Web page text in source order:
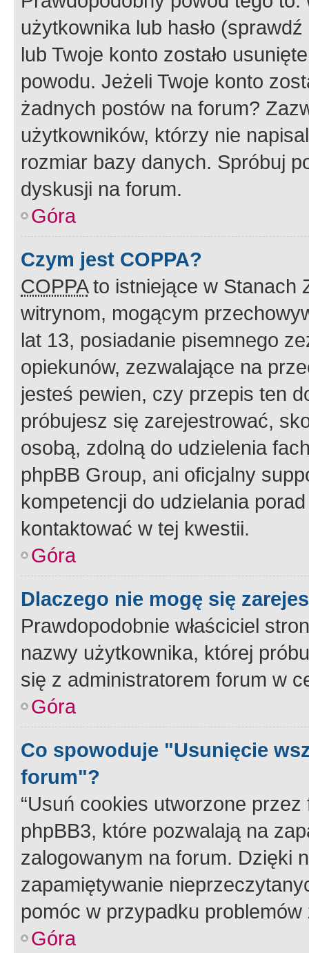
użytkownika lub hasło
lub Twoje konto zostało
powodu. Jeżeli Twoje konto
żadnych postów na forum?
użytkowników, którzy nie
rozmiar bazy danych. Spróbuj
dyskusji na forum.
Góra
Czym jest COPPA?
COPPAto istniejące w Stanach
witrynom, mogącym
lat 13, posiadanie pisemnego
opiekunów, zezwalające na
jesteś pewien, czy przepis ten
próbujesz się zarejestrować,
osobą, zdolną do udzielenia
phpBB Group, ani oficjalny
kompetencji do udzielania
kontaktować w tej kwestii.
Góra
Dlaczego nie mogę się
Prawdopodobnie właściciel
nazwy użytkownika, której
się z administratorem forum w
Góra
Co spowoduje "Usunięcie
forum"?
“Usuń cookies utworzone
phpBB3, które pozwalają na
zalogowanym na forum. Dzięki
zapamiętywanie
pomóc w przypadku
Góra